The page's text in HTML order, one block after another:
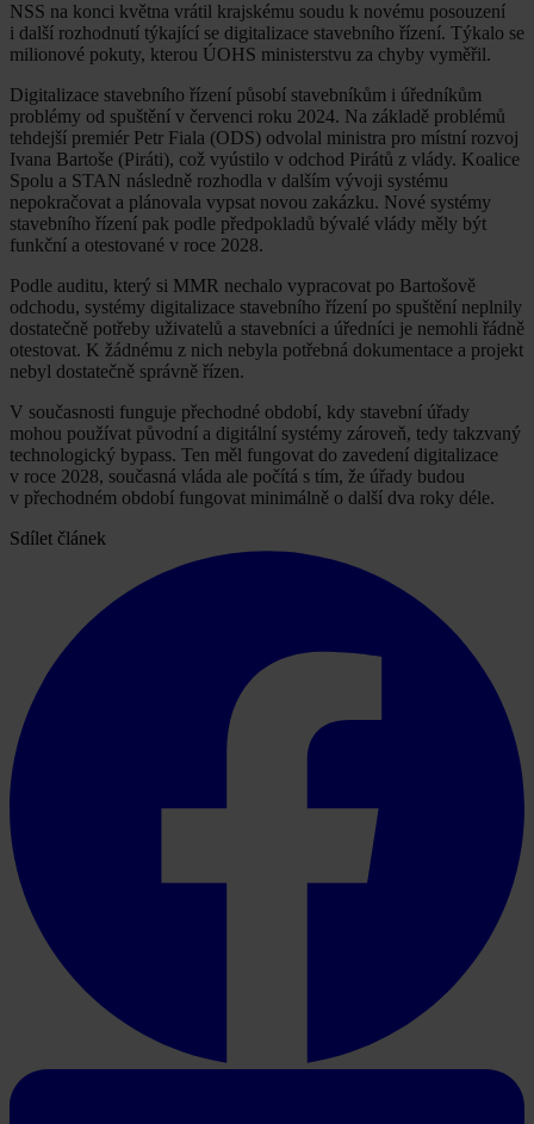
NSS na konci května vrátil krajskému soudu k novému posouzení
i další rozhodnutí týkající se digitalizace stavebního řízení. Týkalo se
milionové pokuty, kterou ÚOHS ministerstvu za chyby vyměřil.
Digitalizace stavebního řízení působí stavebníkům i úředníkům
problémy od spuštění v červenci roku 2024. Na základě problémů
tehdejší premiér Petr Fiala (ODS) odvolal ministra pro místní rozvoj
Ivana Bartoše (Piráti), což vyústilo v odchod Pirátů z vlády. Koalice
Spolu a STAN následně rozhodla v dalším vývoji systému
nepokračovat a plánovala vypsat novou zakázku. Nové systémy
stavebního řízení pak podle předpokladů bývalé vlády měly být
funkční a otestované v roce 2028.
Podle auditu, který si MMR nechalo vypracovat po Bartošově
odchodu, systémy digitalizace stavebního řízení po spuštění neplnily
dostatečně potřeby uživatelů a stavebníci a úředníci je nemohli řádně
otestovat. K žádnému z nich nebyla potřebná dokumentace a projekt
nebyl dostatečně správně řízen.
V současnosti funguje přechodné období, kdy stavební úřady
mohou používat původní a digitální systémy zároveň, tedy takzvaný
technologický bypass. Ten měl fungovat do zavedení digitalizace
v roce 2028, současná vláda ale počítá s tím, že úřady budou
v přechodném období fungovat minimálně o další dva roky déle.
Sdílet článek